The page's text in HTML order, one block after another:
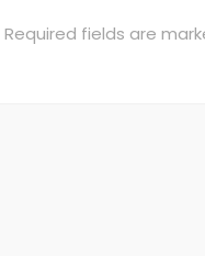
Required fields are